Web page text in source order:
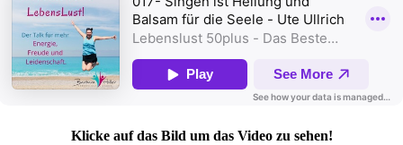
Klicke auf das Bild um das Video zu sehen!